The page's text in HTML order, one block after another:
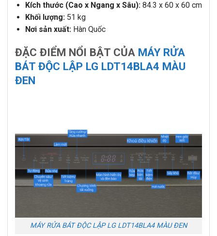
Kích thước (Cao x Ngang x Sâu):84.3 x 60 x 60 cm
Khối lượng:51 kg
Nơi sản xuất:Hàn Quốc
ĐẶC ĐIỂM NỔI BẬT CỦA MÁY RỬA
BÁT ĐỘC LẬP LG LDT14BLA4 MÀU
ĐEN
MÁY RỬA BÁT ĐỘC LẬP LG LDT14BLA4 MÀU ĐEN